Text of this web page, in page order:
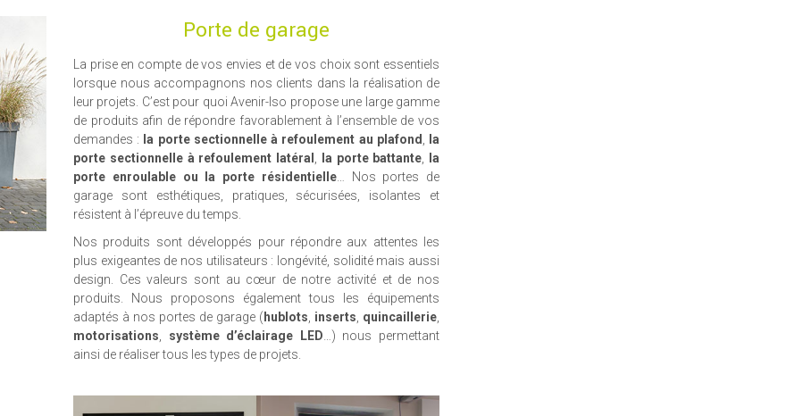
Porte de garage
La prise en compte de vos envies et de vos choix sont essentiels
lorsque nous accompagnons nos clients dans la réalisation de
leur projets. C’est pour quoi Avenir-Iso propose une large gamme
de produits afin de répondre favorablement à l’ensemble de vos
demandes : la porte sectionnelle à refoulement au plafond
la
porte sectionnelle à refoulement latéral
la porte battante
la
porte enroulable ou la porte résidentielle… Nos portes de
garage sont esthétiques, pratiques, sécurisées, isolantes et
résistent à l’épreuve du temps.
Nos produits sont développés pour répondre aux attentes les
plus exigeantes de nos utilisateurs : longévité, solidité mais aussi
design. Ces valeurs sont au cœur de notre activité et de nos
produits. Nous proposons également tous les équipements
adaptés à nos portes de garage ( hublots inserts quincaillerie
motorisations
système d’éclairage LED …) nous permettant
ainsi de réaliser tous les types de projets.